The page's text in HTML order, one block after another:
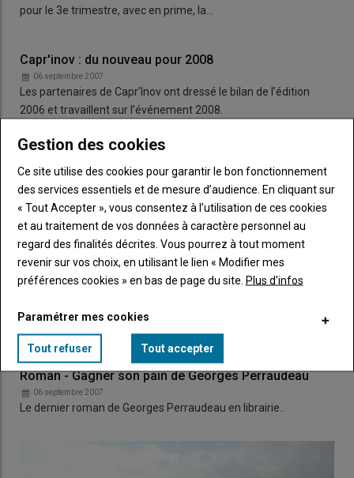
pour le 3e trimestre, avec en prime, la…
Capr'inov : du nouveau pour 2008
06 septembre 2007
Les partenaires de Capr’Inov ont dressé le bilan de l’édition
2006 et travaillent sur l’événement 2008.
Roman - Gagner son pain de Georges Perraudeau
06 septembre 2007
Le dernier roman de Georges Perraudeau en librairie..
Gestion des cookies
Ce site utilise des cookies pour garantir le bon fonctionnement
des services essentiels et de mesure d’audience. En cliquant sur
« Tout Accepter », vous consentez à l’utilisation de ces cookies
et au traitement de vos données à caractère personnel au
regard des finalités décrites. Vous pourrez à tout moment
revenir sur vos choix, en utilisant le lien « Modifier mes
préférences cookies » en bas de page du site. Plus d'infos
Paramétrer mes cookies
Tout refuser Tout accepter